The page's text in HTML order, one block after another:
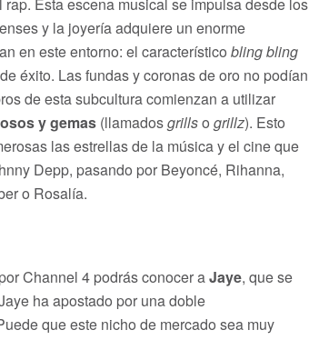
y la joyería adquiere un enorme
en este entorno: el característico bling bling
éxito. Las fundas y coronas de oro no podían
de esta subcultura comienzan a utilizar
y gemas (llamadosgrillso grillz). Esto
las estrellas de la música y el cine que
Depp, pasando por Beyoncé, Rihanna,
o Rosalía.
Channel 4 podrás conocer aJaye, que se
ha apostado por una doble
que este nicho de mercado sea muy